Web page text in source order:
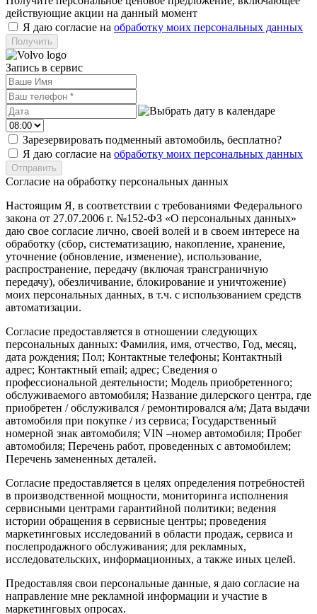
действующие акции на данный момент
Я даю согласие на обработку моих персональных данных
Запись в сервис
Зарезервировать подменный автомобиль, бесплатно?
Я даю согласие на обработку моих персональных данных
Согласие на обработку персональных данных
Настоящим Я, в соответствии с требованиями Федерального
закона от 27.07.2006 г. №152-ФЗ «О персональных данных»
даю свое согласие лично, своей волей и в своем интересе на
обработку (сбор, систематизацию, накопление, хранение,
уточнение (обновление, изменение), использование,
распространение, передачу (включая трансграничную
передачу), обезличивание, блокирование и уничтожение)
моих персональных данных, в т.ч. с использованием средств
автоматизации.
Согласие предоставляется в отношении следующих
персональных данных: Фамилия, имя, отчество, Год, месяц,
дата рождения; Пол; Контактные телефоны; Контактный
адрес; Контактный email; адрес; Сведения о
профессиональной деятельности; Модель приобретенного;
обслуживаемого автомобиля; Название дилерского центра, где
приобретен / обслуживался / ремонтировался а/м; Дата выдачи
автомобиля при покупке / из сервиса; Государственный
номерной знак автомобиля; VIN –номер автомобиля; Пробег
автомобиля; Перечень работ, проведенных с автомобилем;
Перечень замененных деталей.
Согласие предоставляется в целях определения потребностей
в производственной мощности, мониторинга исполнения
сервисными центрами гарантийной политики; ведения
истории обращения в сервисные центры; проведения
маркетинговых исследований в области продаж, сервиса и
послепродажного обслуживания; для рекламных,
исследовательских, информационных, а также иных целей.
Предоставляя свои персональные данные, я даю согласие на
направление мне рекламной информации и участие в
маркетинговых опросах.